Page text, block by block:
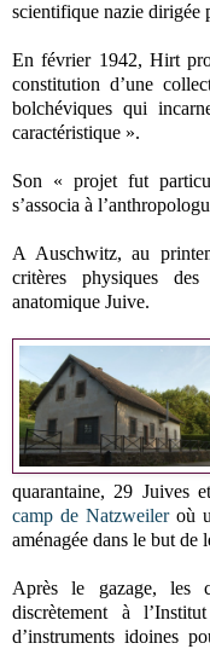
scientifique nazie dirigée
En février 1942, Hirt
constitution d’une
bolchéviques qui
caractéristique ».
Son « projet fut
s’associa à
A Auschwitz, au
critères physiques
anatomique Juive.
quarantaine, 29 Juives
camp de Natzweileroù
aménagée dans le but de
Après le gazage, les
discrètement à
d’instruments idoines